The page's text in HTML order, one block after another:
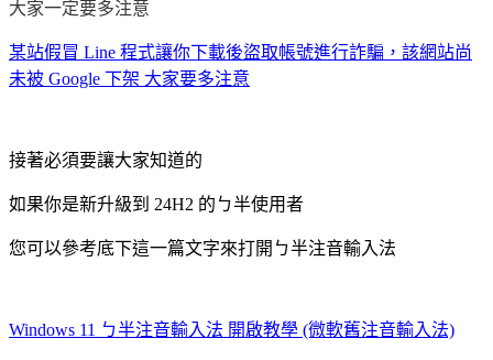
大家一定要多注意
某站假冒 Line 程式讓你下載後盜取帳號進行詐騙，該網站尚
未被 Google 下架 大家要多注意
接著必須要讓大家知道的
如果你是新升級到 24H2 的ㄅ半使用者
您可以參考底下這一篇文字來打開ㄅ半注音輸入法
Windows 11 ㄅ半注音輸入法 開啟教學 (微軟舊注音輸入法)